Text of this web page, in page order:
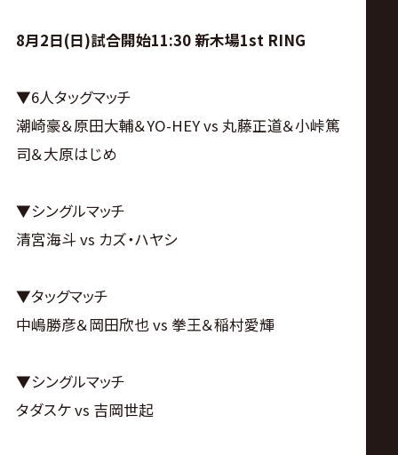
公
サ
イ
ト
8月2日(日)試合開始11:30 新木場1st RING
▼6人タッグマッチ
潮崎豪＆原田大輔＆YO-HEY vs 丸藤正道＆小峠篤
司＆大原はじめ
▼シングルマッチ
清宮海斗 vs カズ・ハヤシ
▼タッグマッチ
中嶋勝彦＆岡田欣也 vs 拳王＆稲村愛輝
▼シングルマッチ
タダスケ vs 吉岡世起